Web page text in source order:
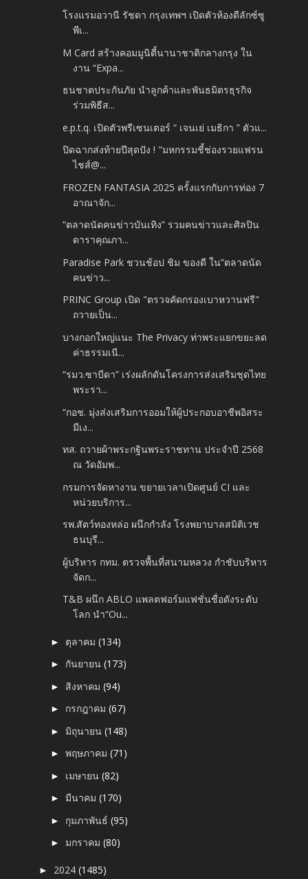
โรงแรมอวานี รัชดา กรุงเทพฯ เปิดตัวห้องดีลักซ์ซู
พีเ...
M Card สร้างคอมมูนิตี้นานาชาติกลางกรุง ใน
งาน “Expa...
ธนชาตประกันภัย นำลูกค้าและพันธมิตรธุรกิจ
ร่วมพิธีส...
e.p.t.q. เปิดตัวพรีเซนเตอร์ “ เจนเย่ เมธิกา ” ตัวแ...
ปิดฉากส่งท้ายปีสุดปัง ! "มหกรรมชี้ช่องรวยแฟรน
ไชส์@...
FROZEN FANTASIA 2025 ครั้งแรกกับการท่อง 7
อาณาจัก...
“ตลาดนัดคนข่าวบันเทิง” รวมคนข่าวและศิลปิน
ดาราคุณภา...
Paradise Park ชวนช้อป ชิม ของดี ใน“ตลาดนัด
คนข่าว...
PRINC Group เปิด "ตรวจคัดกรองเบาหวานฟรี"
ถวายเป็น...
บางกอกใหญ่แนะ The Privacy ท่าพระแยกขยะลด
ค่าธรรมเนี...
“รมว.ซาบีดา” เร่งผลักดันโครงการส่งเสริมชุดไทย
พระรา...
“กอช. มุ่งส่งเสริมการออมให้ผู้ประกอบอาชีพอิสระ
มีเง...
ทส. ถวายผ้าพระกฐินพระราชทาน ประจำปี 2568
ณ วัดอัมพ...
กรมการจัดหางาน ขยายเวลาเปิดศูนย์ CI และ
หน่วยบริการ...
รพ.สัตว์ทองหล่อ ผนึกกำลัง โรงพยาบาลสมิติเวช
ธนบุรี...
ผู้บริหาร กทม. ตรวจพื้นที่สนามหลวง กำชับบริหาร
จัดก...
T&B ผนึก ABLO แพลตฟอร์มแฟชั่นชื่อดังระดับ
โลก นำ“Ou...
► ตุลาคม(134)
► กันยายน(173)
► สิงหาคม(94)
► กรกฎาคม(67)
► มิถุนายน(148)
►พฤษภาคม(71)
► เมษายน(82)
► มีนาคม(170)
► กุมภาพันธ์(95)
► มกราคม(80)
► 2024(1485)